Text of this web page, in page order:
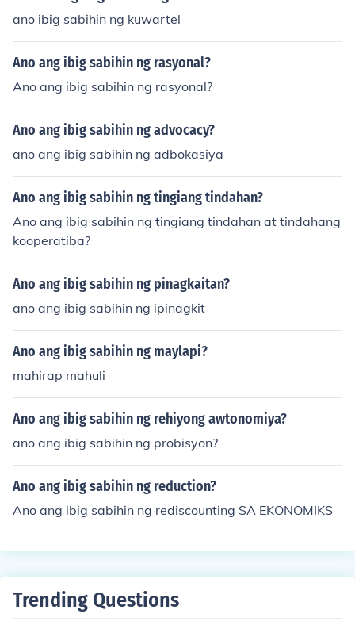
ano ibig sabihin ng kuwartel
Ano ang ibig sabihin ng rasyonal?
Ano ang ibig sabihin ng rasyonal?
Ano ang ibig sabihin ng advocacy?
ano ang ibig sabihin ng adbokasiya
Ano ang ibig sabihin ng tingiang tindahan?
Ano ang ibig sabihin ng tingiang tindahan at tindahang
kooperatiba?
Ano ang ibig sabihin ng pinagkaitan?
ano ang ibig sabihin ng ipinagkit
Ano ang ibig sabihin ng maylapi?
mahirap mahuli
Ano ang ibig sabihin ng rehiyong awtonomiya?
ano ang ibig sabihin ng probisyon?
Ano ang ibig sabihin ng reduction?
Ano ang ibig sabihin ng rediscounting SA EKONOMIKS
Trending Questions